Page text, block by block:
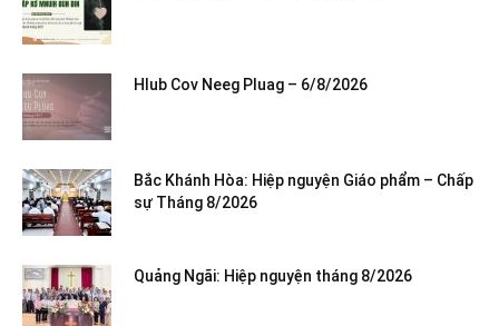
Hlub Cov Neeg Pluag – 6/8/2026
Bắc Khánh Hòa: Hiệp nguyện Giáo phẩm – Chấp
sự Tháng 8/2026
Quảng Ngãi: Hiệp nguyện tháng 8/2026